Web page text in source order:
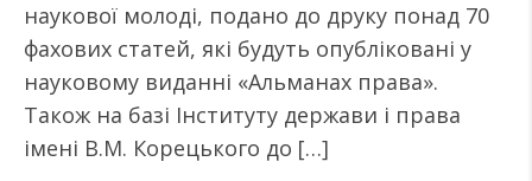
наукової молоді, подано до друку понад 70
фахових статей, які будуть опубліковані у
науковому виданні «Альманах права».
Також на базі Інституту держави і права
імені В.М. Корецького до […]